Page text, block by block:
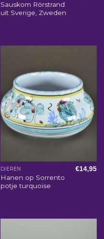
Sauskom Rörstrand
uit Sverige, Zweden
DIEREN
Hanen op Sorrento
potje turquoise
€14,95